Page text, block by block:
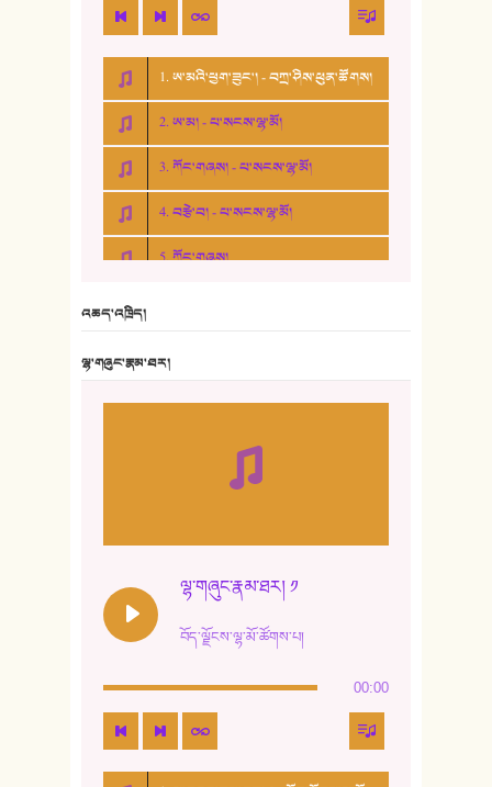
1. ཨ་མའི་ཕྱག་ཟུང་། - བཀྲ་ཤིས་ཕུན་ཚོགས།
2. ཨ་མ། - པ་སངས་ལྷ་མོ།
3. ཀོང་གཞས། - པ་སངས་ལྷ་མོ།
4. བརྩེ་བ། - པ་སངས་ལྷ་མོ།
5. ཀོང་གཞས།
10. ཆང་གཞས། ༣
15. ཤམ་པ་ལ་ཡི་སྲས་མོ།
16. ལྷ་བུ་དར་བུ།
འཆད་འཁྲིད།
ལྷ་གཞུང་རྣམ་ཐར།
ལྷ་གཞུང་རྣམ་ཐར། ༡
བོད་ལྗོངས་ལྷ་མོ་ཚོགས་པ།
00:00